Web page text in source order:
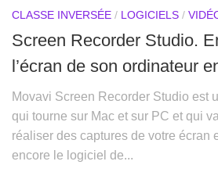
CLASSE INVERSÉE / LOGICIELS /
Screen Recorder Studio.
l’écran de son ordinateur
Movavi Screen Recorder Studio est
qui tourne sur Mac et sur PC et qui
réaliser des captures de votre écran
encore le logiciel de...